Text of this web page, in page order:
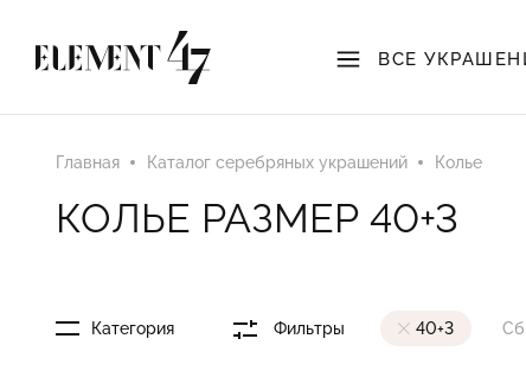
ВСЕ
Главная Каталог серебряных украшений Колье
КОЛЬЕ РАЗМЕР 40+3
Категория Фильтры 40+3